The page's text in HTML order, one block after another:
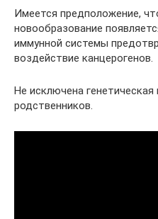
Имеется предположение,
новообразование
иммунной системы
воздействие канцерогенов.
Не исключена генетическая
родственников.